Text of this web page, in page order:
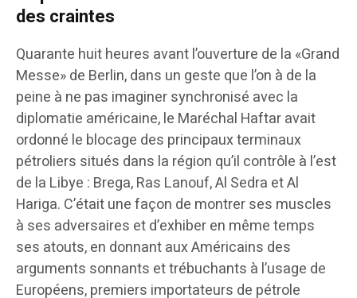
des craintes
Quarante huit heures avant l’ouverture de la «Grand
Messe» de Berlin, dans un geste que l’on à de la
peine à ne pas imaginer synchronisé avec la
diplomatie américaine, le Maréchal Haftar avait
ordonné le blocage des principaux terminaux
pétroliers situés dans la région qu’il contrôle à l’est
de la Libye : Brega, Ras Lanouf, Al Sedra et Al
Hariga. C’était une façon de montrer ses muscles
à ses adversaires et d’exhiber en même temps
ses atouts, en donnant aux Américains des
arguments sonnants et trébuchants à l’usage de
Européens, premiers importateurs de pétrole